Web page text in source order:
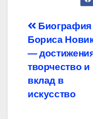
по
записям
Биография
Бориса
—
творчество и
вклад в
искусство